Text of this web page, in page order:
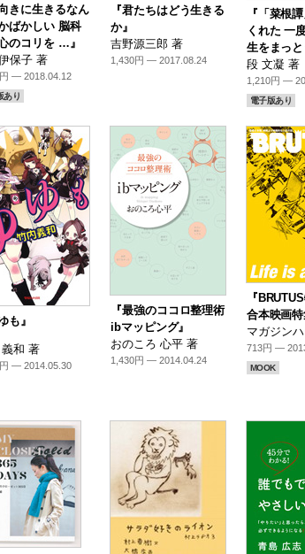
向きに生きるなん
ばかしい 脳科
のコリを …』
保子 著
— 2018.04.12
あり
『君たちはどう生きる
か』
吉野源三郎 著
1,430円 — 2017.08.24
『「菜根
くれた 一
生をまっ
段 文凝 著
1,210円 —
電子版あり
も』
和 著
— 2014.05.30
『最強のココロ整理術
ibマッピング』
おのころ 心平 著
1,430円 — 2014.04.24
『
合本映画特
マガジン
713円 —
MOOK